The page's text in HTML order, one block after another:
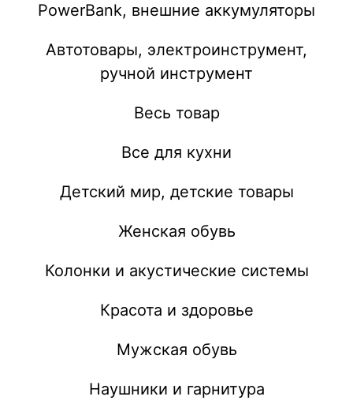
PowerBank, внешние аккумуляторы
Автотовары, электроинструмент,
ручной инструмент
Весь товар
Все для кухни
Детский мир, детские товары
Женская обувь
Колонки и акустические системы
Красота и здоровье
Мужская обувь
Наушники и гарнитура